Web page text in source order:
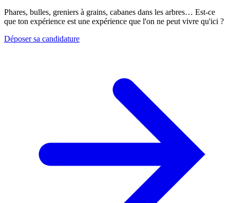
Phares, bulles, greniers à grains, cabanes dans les arbres… Est-ce
que ton expérience est une expérience que l'on ne peut vivre qu'ici ?
Déposer sa candidature